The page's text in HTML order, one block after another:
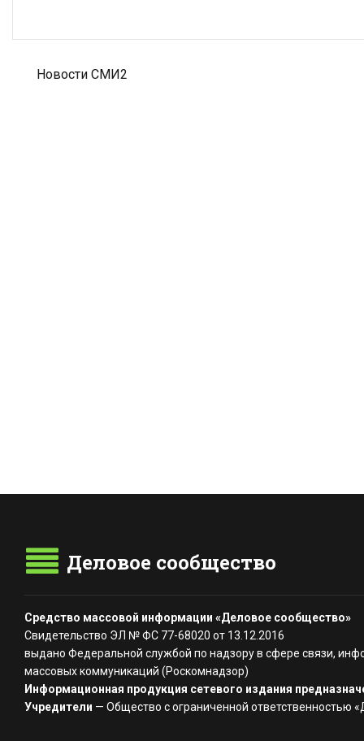
Новости СМИ2
Деловое сообщество
Средство массовой информации «Деловое сообщество»
Свидетельство ЭЛ № ФС 77-68020 от 13.12.2016
выдано Федеральной службой по надзору в сфере связи,
массовых коммуникаций (Роскомнадзор)
Информационная продукция сетевого издания
Учредители — Общество с ограниченной ответственностью